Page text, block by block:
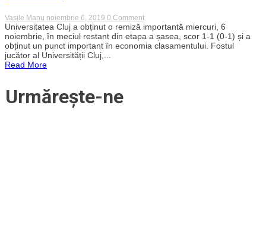
Vasile Manu noiembrie 6, 2019 0 Commenton
Salvați
de
căpitanul
Goga.
Universitatea Cluj a obținut o remiză importantă miercuri, 6
noiembrie, în meciul restant din etapa a șasea, scor 1-1 (0-1) și a
obținut un punct important în economia clasamentului. Fostul
jucător al Universității Cluj,...
Read More
Urmărește-ne